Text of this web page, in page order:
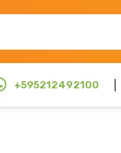
+595212492100